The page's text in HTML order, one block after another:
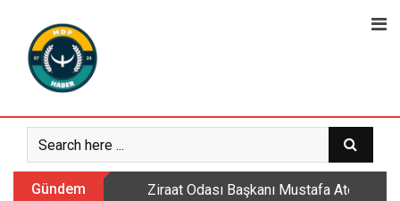
content
Gündem Ziraat Odası Başkanı Mustafa Ateş: